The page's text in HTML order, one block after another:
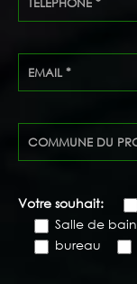
Votre souhait:
Salle de bain
bureau